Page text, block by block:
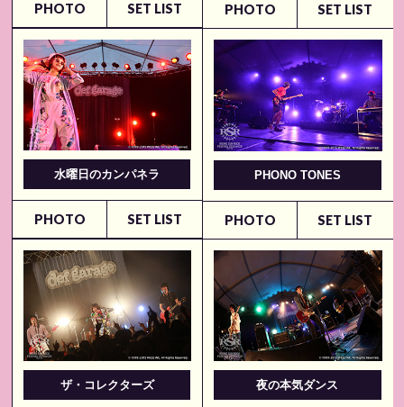
PHOTO SET LIST PHOTO SET LIST
水曜日のカンパネラ
PHOTO SET LIST
PHONO TONES
PHOTO SET LIST
ザ・コレクターズ 夜の本気ダンス